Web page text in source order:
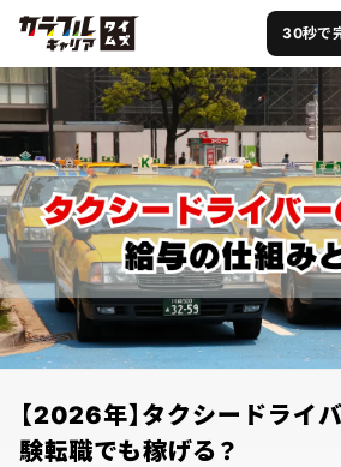
30秒で
【2026年】タクシードライ
験転職でも稼げる？